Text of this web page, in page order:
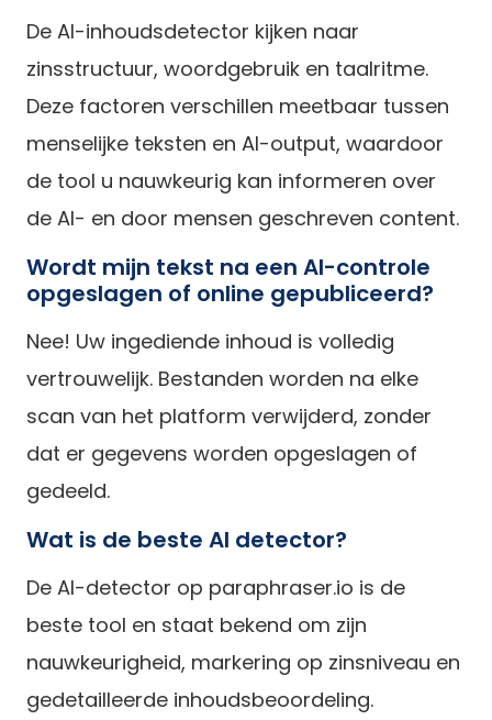
De AI-inhoudsdetector kijken naar
zinsstructuur, woordgebruik en taalritme.
Deze factoren verschillen meetbaar tussen
menselijke teksten en AI-output, waardoor
de tool u nauwkeurig kan informeren over
de AI- en door mensen geschreven content.
Wordt mijn tekst na een AI-controle
opgeslagen of online gepubliceerd?
Nee! Uw ingediende inhoud is volledig
vertrouwelijk. Bestanden worden na elke
scan van het platform verwijderd, zonder
dat er gegevens worden opgeslagen of
gedeeld.
Wat is de beste AI detector?
De AI-detector op paraphraser.io is de
beste tool en staat bekend om zijn
nauwkeurigheid, markering op zinsniveau en
gedetailleerde inhoudsbeoordeling.